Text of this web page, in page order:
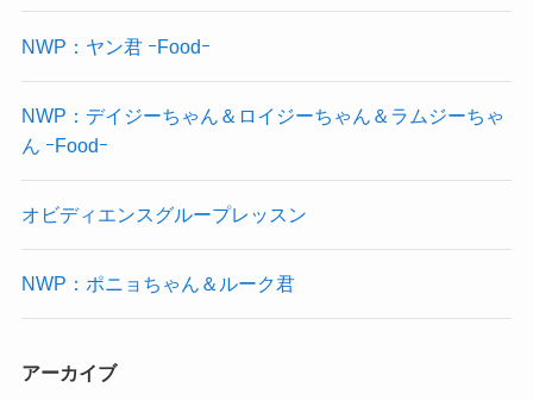
NWP：ヤン君 ｰFoodｰ
NWP：デイジーちゃん＆ロイジーちゃん＆ラムジーちゃ
ん ｰFoodｰ
オビディエンスグループレッスン
NWP：ポニョちゃん＆ルーク君
アーカイブ